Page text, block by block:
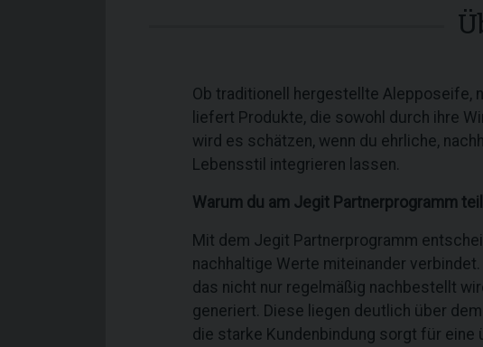
Ob traditionell hergestellte
liefert Produkte, die sowohl durch ihre
wird es schätzen, wenn du ehrliche,
Lebensstil integrieren lassen.
Warum du am Jegit Partnerprogramm
Mit dem Jegit Partnerprogramm
nachhaltige Werte miteinander
das nicht nur regelmäßig nachbestellt
generiert. Diese liegen deutlich über
die starke Kundenbindung sorgt für